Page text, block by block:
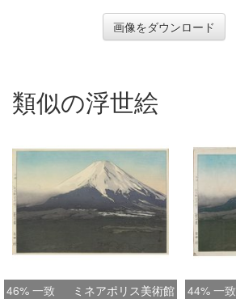
画像をダウンロード
類似の浮世絵
46% 一致 ミネアポリス美術館 44% 一致